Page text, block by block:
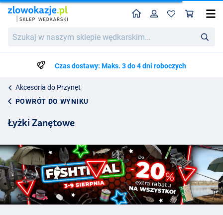
w
wędkarskim...
HomeProfil
Czas dostawy: Maks. 3 do 4 dni roboczych
Akcesoria do Przynęt
POWRÓT DO WYNIKU
Łyżki Zanętowe